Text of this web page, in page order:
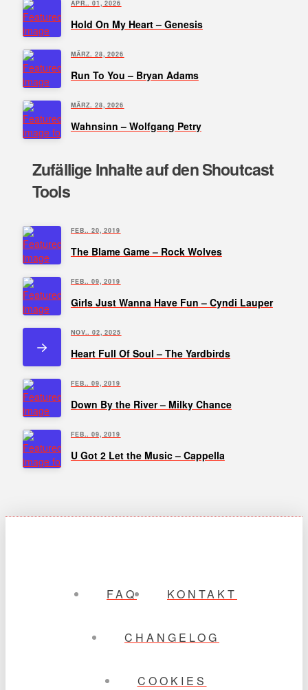
APR.. 01, 2026
Hold On My Heart – Genesis
MÄRZ. 28, 2026
Run To You – Bryan Adams
MÄRZ. 28, 2026
Wahnsinn – Wolfgang Petry
Zufällige Inhalte auf den Shoutcast
Tools
FEB.. 20, 2019
The Blame Game – Rock Wolves
FEB.. 09, 2019
Girls Just Wanna Have Fun – Cyndi Lauper
NOV.. 02, 2025
Heart Full Of Soul – The Yardbirds
FEB.. 09, 2019
Down By the River – Milky Chance
FEB.. 09, 2019
U Got 2 Let the Music – Cappella
FAQ KONTAKT
CHANGELOG
COOKIES